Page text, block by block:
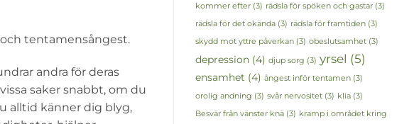
tentamensångest.
andra för deras
saker snabbt, om du
alltid känner dig blyg,
kommer efter(3) rädsla för spöken och gastar(3)
rädsla för det okända(3) rädsla för framtiden(3)
skydd mot yttre påverkan(3) obeslutsamhet(3)
depression(4) djup sorg (3) yrsel (5)
ensamhet (4) ångest inför tentamen(3)
orolig andning (3) svår nervositet(3) klia(3)
Besvär från vänster knä(3) kramp i området kring